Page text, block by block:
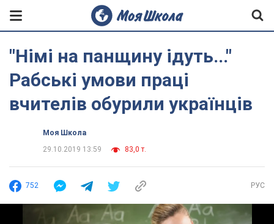
"Німі на панщину ідуть..."
Рабські умови праці
вчителів обурили українців
Моя Школа
29.10.2019 13:59
83,0 т.
752 РУС